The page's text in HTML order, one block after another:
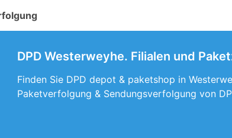
DPD Westerweyhe. Filialen und
Finden Sie DPD depot & paketshop in
Paketverfolgung & Sendungsverfolgung von